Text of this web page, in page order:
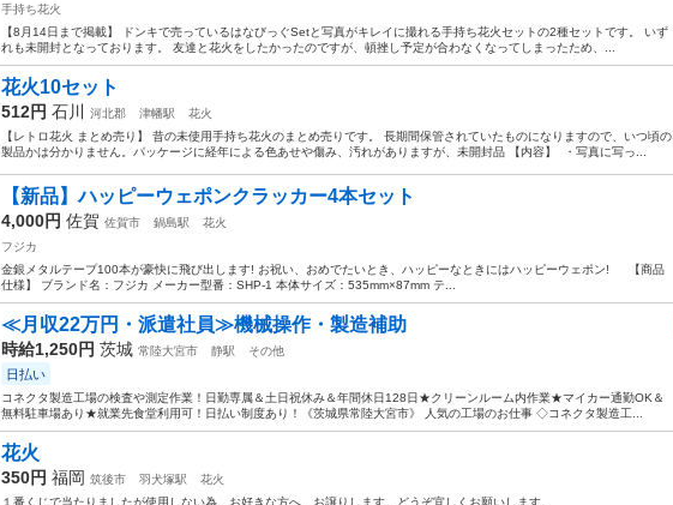
手持ち花火
【8月14日まで掲載】 ドンキで売っているはなびっぐSetと写真がキレイに撮れる手持ち花火セットの2種セットです。 いず
れも未開封となっております。 友達と花火をしたかったのですが、頓挫し予定が合わなくなってしまったため、...
花火10セット
512円 石川 河北郡 津幡駅
花火
【レトロ花火 まとめ売り】 昔の未使用手持ち花火のまとめ売りです。 長期間保管されていたものになりますので、いつ頃の
製品かは分かりません。パッケージに経年による色あせや傷み、汚れがありますが、未開封品 【内容】 ・写真に写っ...
【新品】ハッピーウェポンクラッカー4本セット
4,000円 佐賀 佐賀市 鍋島駅
花火
フジカ
金銀メタルテープ100本が豪快に飛び出します! お祝い、おめでたいとき、ハッピーなときにはハッピーウェポン! 【商品
仕様】 ブランド名：フジカ メーカー型番：SHP-1 本体サイズ：535mm×87mm テ...
≪月収22万円・派遣社員≫機械操作・製造補助
時給1,250円 茨城 常陸大宮市 静駅 その他
日払い
コネクタ製造工場の検査や測定作業！日勤専属＆土日祝休み＆年間休日128日★クリーンルーム内作業★マイカー通勤OK＆
無料駐車場あり★就業先食堂利用可！日払い制度あり！《茨城県常陸大宮市》 人気の工場のお仕事 ◇コネクタ製造工...
花火
350円 福岡 筑後市 羽犬塚駅
花火
１番くじで当たりましたが使用しない為、お好きな方へ、お譲りします。どうぞ宜しくお願いします。